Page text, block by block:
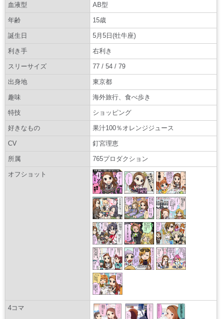
血液型 AB型
年齢 15歳
誕生日 5月5日(牡牛座)
利き手 右利き
スリーサイズ 77 / 54 / 79
出身地 東京都
趣味 海外旅行、食べ歩き
特技 ショッピング
好きなもの 果汁100％オレンジジュース
CV 釘宮理恵
所属 765プロダクション
オフショット
4コマ